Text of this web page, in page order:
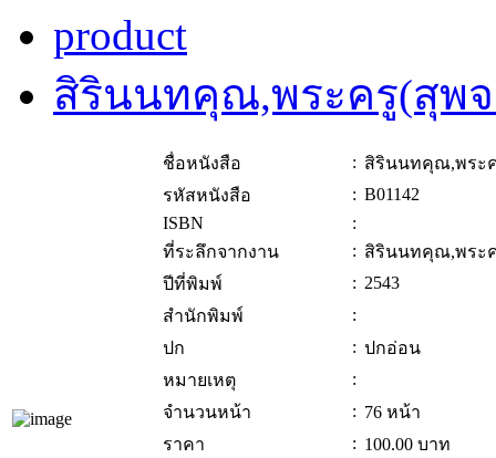
product
สิรินนทคุณ,พระครู(สุพ
ชื่อหนังสือ : สิรินนทคุณ,พระ
รหัสหนังสือ
: B01142
ISBN
:
ที่ระลึกจากงาน
: สิรินนทคุณ,พระ
ปีที่พิมพ์
: 2543
สำนักพิมพ์
:
ปก
: ปกอ่อน
หมายเหตุ
:
จำนวนหน้า
: 76 หน้า
ราคา
: 100.00 บาท